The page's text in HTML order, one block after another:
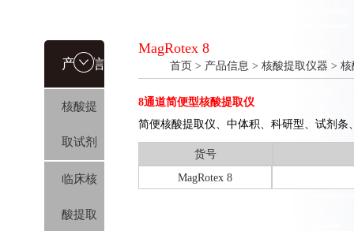
产品信
息
核酸提
取试剂
临床核
酸提取
MagRotex 8
首页 > 产品信息 > 核酸提取仪器 > 核
8通道简便型核酸提取仪
简便核酸提取仪、中体积、科研型、试剂
货号
MagRotex 8